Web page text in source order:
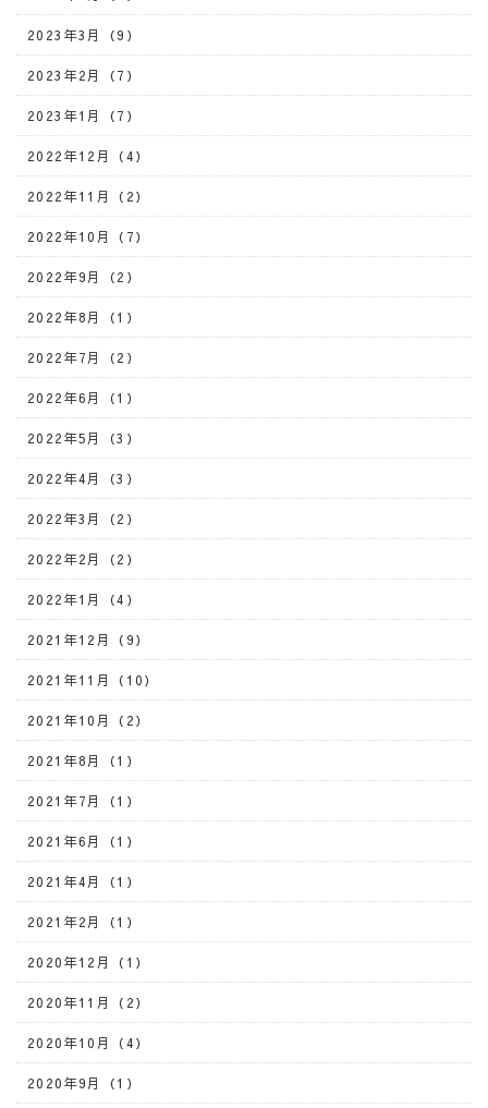
2023年3月（9）
2023年2月（7）
2023年1月（7）
2022年12月（4）
2022年11月（2）
2022年10月（7）
2022年9月（2）
2022年8月（1）
2022年7月（2）
2022年6月（1）
2022年5月（3）
2022年4月（3）
2022年3月（2）
2022年2月（2）
2022年1月（4）
2021年12月（9）
2021年11月（10）
2021年10月（2）
2021年8月（1）
2021年7月（1）
2021年6月（1）
2021年4月（1）
2021年2月（1）
2020年12月（1）
2020年11月（2）
2020年10月（4）
2020年9月（1）